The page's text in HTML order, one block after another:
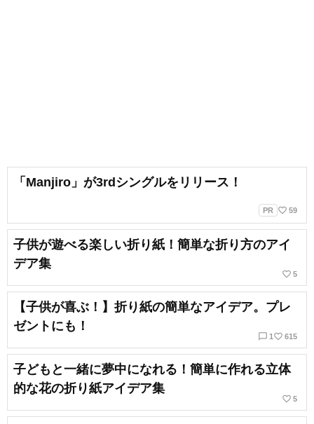
「Manjiro」が3rdシングルをリリース！
PR favorite_border 59
子供が遊べる楽しい折り紙！簡単な折り方のアイ
デア集
favorite_border 5
【子供が喜ぶ！】折り紙の簡単なアイデア。プレ
ゼントにも！
chat_bubble_outline 1 favorite_border 615
子どもと一緒に夢中になれる！簡単に作れる立体
的な花の折り紙アイデア集
favorite_border 5